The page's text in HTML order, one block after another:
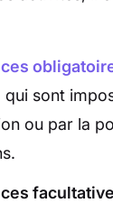
qui sont
ou par la